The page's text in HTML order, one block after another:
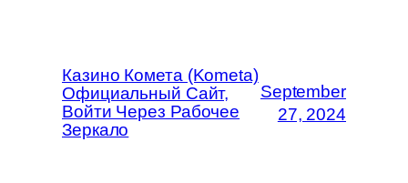
Казино Комета (Kometa)
Официальный Сайт,
Войти Через Рабочее
Зеркало
September
27, 2024